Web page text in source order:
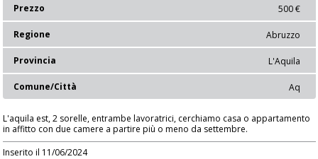
500 €
Prezzo
Abruzzo
Regione
L'Aquila
Provincia
Aq
Comune/Città
L'aquila est, 2 sorelle, entrambe lavoratrici, cerchiamo casa o appartamento
in affitto con due camere a partire più o meno da settembre.
Inserito il 11/06/2024